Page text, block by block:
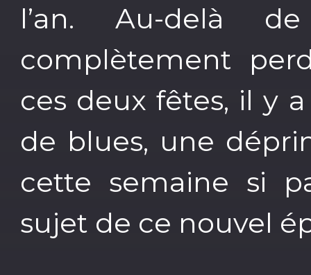
l’an. Au-delà
complètement
ces deux fêtes, il y
de blues, une
cette semaine si
sujet de ce nouvel